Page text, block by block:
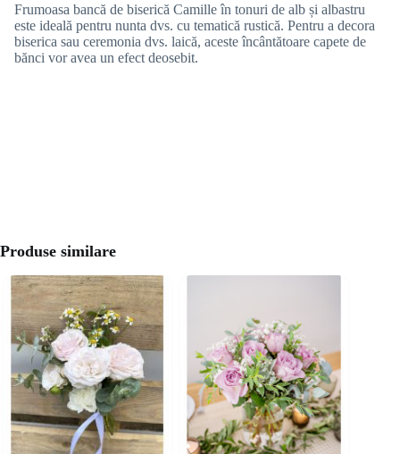
Frumoasa bancă de biserică Camille în tonuri de alb și albastru
este ideală pentru nunta dvs. cu tematică rustică. Pentru a decora
biserica sau ceremonia dvs. laică, aceste încântătoare capete de
bănci vor avea un efect deosebit.
Produse similare